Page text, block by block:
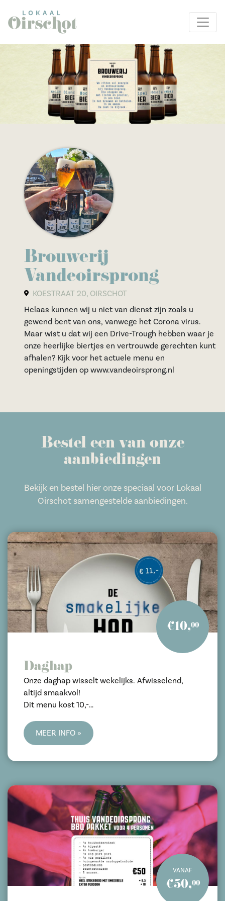
Brouwerij
Vandeoirsprong
KOESTRAAT 20, OIRSCHOT
Helaas kunnen wij u niet van dienst zijn zoals u
gewend bent van ons, vanwege het Corona virus.
Maar wist u dat wij een Drive-Trough hebben waar je
onze heerlijke biertjes en vertrouwde gerechten kunt
afhalen? Kijk voor het actuele menu en
openingstijden op www.vandeoirsprong.nl
Bestel een van onze
aanbiedingen
Bekijk en bestel hier onze speciaal voor Lokaal
Oirschot samengestelde aanbiedingen.
€10,00
Daghap
Onze daghap wisselt wekelijks. Afwisselend,
altijd smaakvol!
Dit menu kost 10,-
www.vandeoirsprong.nl
MEER INFO »
VANAF
€50,00